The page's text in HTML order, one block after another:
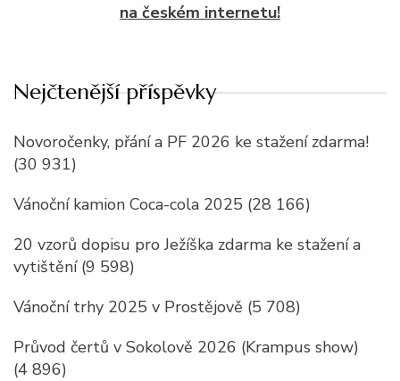
na českém internetu!
Nejčtenější příspěvky
Novoročenky, přání a PF 2026 ke stažení zdarma!
(30 931)
Vánoční kamion Coca-cola 2025 (28 166)
20 vzorů dopisu pro Ježíška zdarma ke stažení a
vytištění (9 598)
Vánoční trhy 2025 v Prostějově (5 708)
Průvod čertů v Sokolově 2026 (Krampus show)
(4 896)